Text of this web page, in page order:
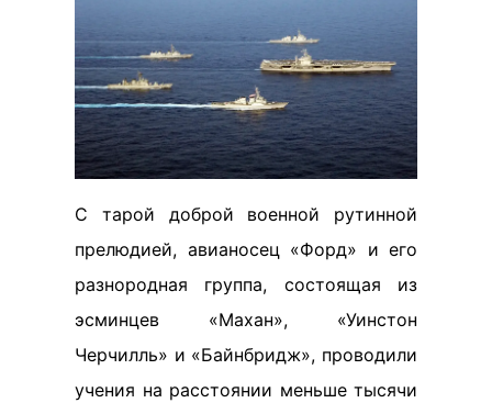
С тарой доброй военной рутинной
прелюдией, авианосец «Форд» и его
разнородная группа, состоящая из
эсминцев «Махан», «Уинстон
Черчилль» и «Байнбридж», проводили
учения на расстоянии меньше тысячи